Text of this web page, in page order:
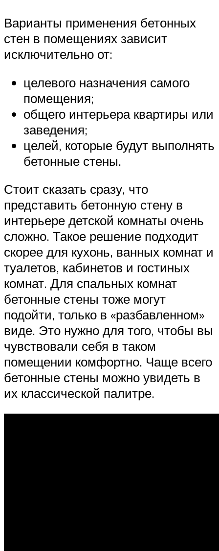
Варианты применения бетонных
стен в помещениях зависит
исключительно от:
целевого назначения самого
помещения;
общего интерьера квартиры или
заведения;
целей, которые будут выполнять
бетонные стены.
Стоит сказать сразу, что
представить бетонную стену в
интерьере детской комнаты очень
сложно. Такое решение подходит
скорее для кухонь, ванных комнат и
туалетов, кабинетов и гостиных
комнат. Для спальных комнат
бетонные стены тоже могут
подойти, только в «разбавленном»
виде. Это нужно для того, чтобы вы
чувствовали себя в таком
помещении комфортно. Чаще всего
бетонные стены можно увидеть в
их классической палитре.